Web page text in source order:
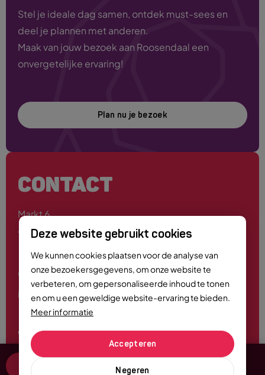
Deze website gebruikt cookies
We kunnen cookies plaatsen voor de analyse van
onze bezoekersgegevens, om onze website te
verbeteren, om gepersonaliseerde inhoud te tonen
en om u een geweldige website-ervaring te bieden.
Meer informatie
Negeren
Accepteren
Stel je ideale dag samen, ontdek must-sees en
deel je plannen met anderen.
Maak van jouw bezoek aan Roosendaal een
onvergetelijke ervaring!
Plan nu je bezoek
CONTACT
Markt 6
4701 PE Roosendaal
0165 - 55 44 00
info@roosendaalcitymarketing.nl
Volg ons